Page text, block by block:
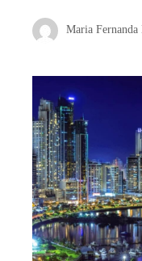
Maria Fernanda